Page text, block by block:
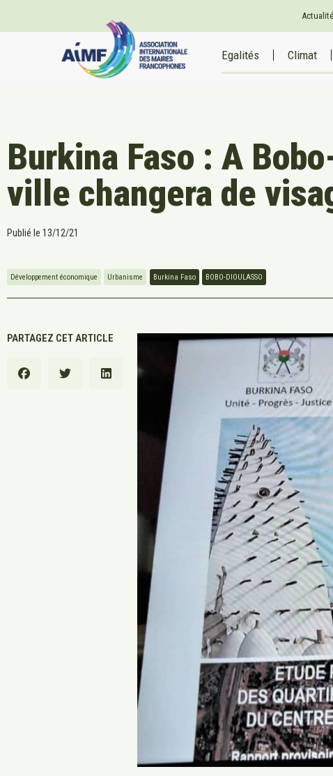
Egalités Climat
Burkina Faso : A
ville changera de
Publié le 13/12/21
Développement économique Urbanisme Burkina Faso BOBO-DIOULASSO
PARTAGEZ CET ARTICLE